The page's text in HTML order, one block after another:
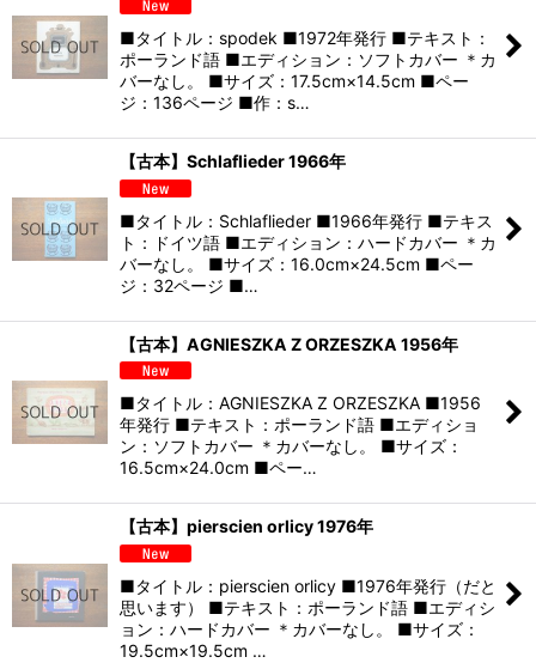
■タイトル：spodek ■1972年発行 ■テキスト：
ポーランド語 ■エディション：ソフトカバー ＊カ
バーなし。 ■サイズ：17.5cm×14.5cm ■ペー
ジ：136ページ ■作：s…
【古本】Schlaflieder 1966年
■タイトル：Schlaflieder ■1966年発行 ■テキス
ト：ドイツ語 ■エディション：ハードカバー ＊カ
バーなし。 ■サイズ：16.0cm×24.5cm ■ペー
ジ：32ページ ■…
【古本】AGNIESZKA Z ORZESZKA 1956年
■タイトル：AGNIESZKA Z ORZESZKA ■1956
年発行 ■テキスト：ポーランド語 ■エディショ
ン：ソフトカバー ＊カバーなし。 ■サイズ：
16.5cm×24.0cm ■ペー…
【古本】pierscien orlicy 1976年
■タイトル：pierscien orlicy ■1976年発行（だと
思います） ■テキスト：ポーランド語 ■エディシ
ョン：ハードカバー ＊カバーなし。 ■サイズ：
19.5cm×19.5cm …